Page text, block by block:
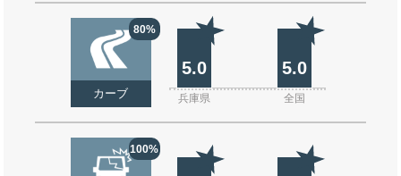
80%
カーブ
5.0 5.0
兵庫県 全国
100%